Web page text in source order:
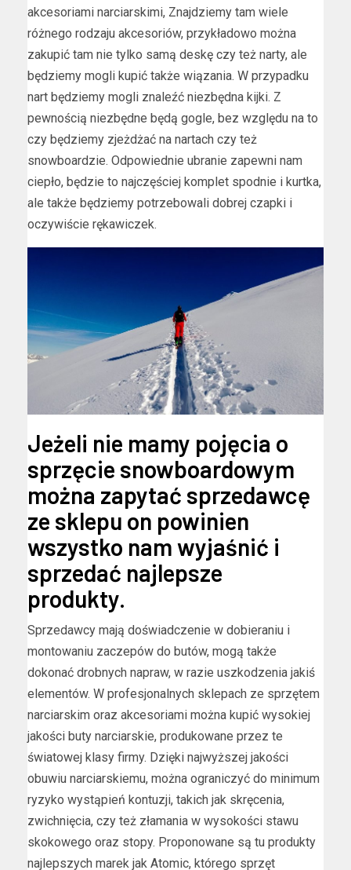
akcesoriami narciarskimi, Znajdziemy tam wiele
różnego rodzaju akcesoriów, przykładowo można
zakupić tam nie tylko samą deskę czy też narty, ale
będziemy mogli kupić także wiązania. W przypadku
nart będziemy mogli znaleźć niezbędna kijki. Z
pewnością niezbędne będą gogle, bez względu na to
czy będziemy zjeżdżać na nartach czy też
snowboardzie. Odpowiednie ubranie zapewni nam
ciepło, będzie to najczęściej komplet spodnie i kurtka,
ale także będziemy potrzebowali dobrej czapki i
oczywiście rękawiczek.
Jeżeli nie mamy pojęcia o
sprzęcie snowboardowym
można zapytać sprzedawcę
ze sklepu on powinien
wszystko nam wyjaśnić i
sprzedać najlepsze
produkty.
Sprzedawcy mają doświadczenie w dobieraniu i
montowaniu zaczepów do butów, mogą także
dokonać drobnych napraw, w razie uszkodzenia jakiś
elementów. W profesjonalnych sklepach ze sprzętem
narciarskim oraz akcesoriami można kupić wysokiej
jakości buty narciarskie, produkowane przez te
światowej klasy firmy. Dzięki najwyższej jakości
obuwiu narciarskiemu, można ograniczyć do minimum
ryzyko wystąpień kontuzji, takich jak skręcenia,
zwichnięcia, czy też złamania w wysokości stawu
skokowego oraz stopy. Proponowane są tu produkty
najlepszych marek jak Atomic, którego sprzęt